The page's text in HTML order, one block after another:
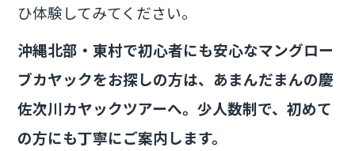
ひ体験してみてください。
沖縄北部・東村で初心者にも安心なマングロー
ブカヤックをお探しの方は、あまんだまんの慶
佐次川カヤックツアーへ。少人数制で、初めて
の方にも丁寧にご案内します。